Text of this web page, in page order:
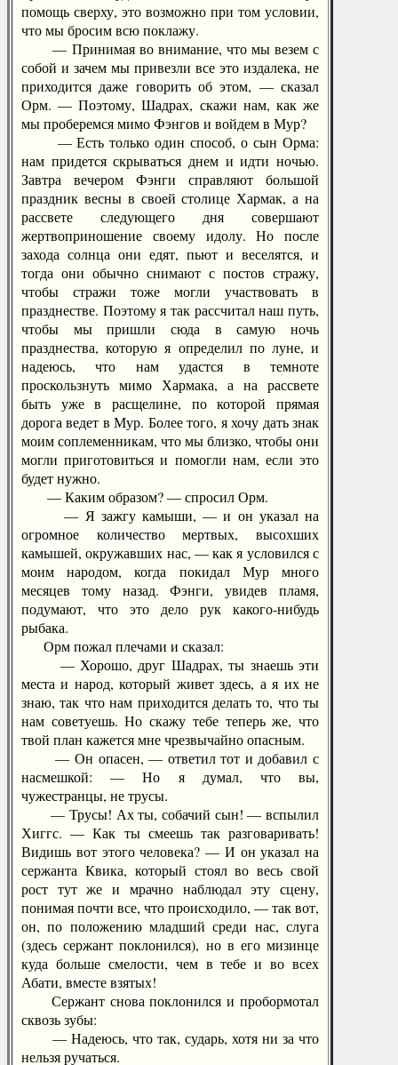
помощь сверху, это возможно при том условии,
что мы бросим всю поклажу.
— Принимая во внимание, что мы везем с
собой и зачем мы привезли все это издалека, не
приходится даже говорить об этом, — сказал
Орм. — Поэтому, Шадрах, скажи нам, как же
мы проберемся мимо Фэнгов и войдем в Мур?
— Есть только один способ, о сын Орма:
нам придется скрываться днем и идти ночью.
Завтра вечером Фэнги справляют большой
праздник весны в своей столице Хармак, а на
рассвете следующего дня совершают
жертвоприношение своему идолу. Но после
захода солнца они едят, пьют и веселятся, и
тогда они обычно снимают с постов стражу,
чтобы стражи тоже могли участвовать в
празднестве. Поэтому я так рассчитал наш путь,
чтобы мы пришли сюда в самую ночь
празднества, которую я определил по луне, и
надеюсь, что нам удастся в темноте
проскользнуть мимо Хармака, а на рассвете
быть уже в расщелине, по которой прямая
дорога ведет в Мур. Более того, я хочу дать знак
моим соплеменникам, что мы близко, чтобы они
могли приготовиться и помогли нам, если это
будет нужно.
— Каким образом? — спросил Орм.
— Я зажгу камыши, — и он указал на
огромное количество мертвых, высохших
камышей, окружавших нас, — как я условился с
моим народом, когда покидал Мур много
месяцев тому назад. Фэнги, увидев пламя,
подумают, что это дело рук какого-нибудь
рыбака.
Орм пожал плечами и сказал:
— Хорошо, друг Шадрах, ты знаешь эти
места и народ, который живет здесь, а я их не
знаю, так что нам приходится делать то, что ты
нам советуешь. Но скажу тебе теперь же, что
твой план кажется мне чрезвычайно опасным.
— Он опасен, — ответил тот и добавил с
насмешкой: — Но я думал, что вы,
чужестранцы, не трусы.
— Трусы! Ах ты, собачий сын! — вспылил
Хиггс. — Как ты смеешь так разговаривать!
Видишь вот этого человека? — И он указал на
сержанта Квика, который стоял во весь свой
рост тут же и мрачно наблюдал эту сцену,
понимая почти все, что происходило, — так вот,
он, по положению младший среди нас, слуга
(здесь сержант поклонился), но в его мизинце
куда больше смелости, чем в тебе и во всех
Абати, вместе взятых!
Сержант снова поклонился и пробормотал
сквозь зубы:
— Надеюсь, что так, сударь, хотя ни за что
нельзя ручаться.